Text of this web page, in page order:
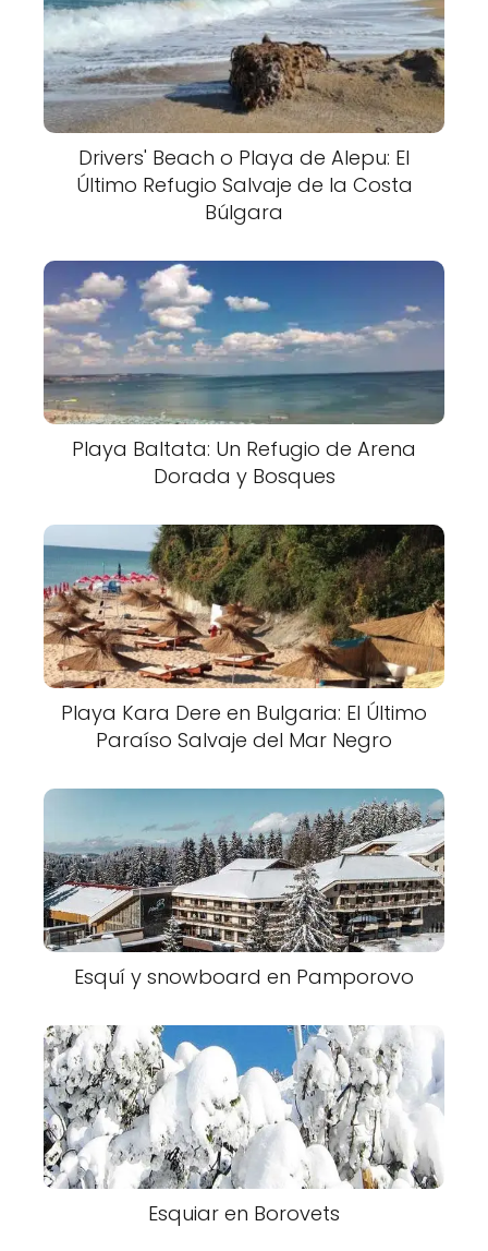
Drivers' Beach o Playa de Alepu: El
Último Refugio Salvaje de la Costa
Búlgara
Playa Baltata: Un Refugio de Arena
Dorada y Bosques
Playa Kara Dere en Bulgaria: El Último
Paraíso Salvaje del Mar Negro
Esquí y snowboard en Pamporovo
Esquiar en Borovets